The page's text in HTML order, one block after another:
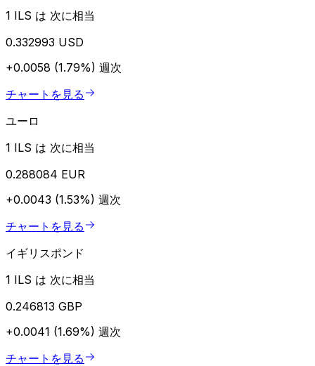
1 ILS は 次に相当
0.332993 USD
+0.0058 (1.79%) 週次
チャートを見る
ユーロ
1 ILS は 次に相当
0.288084 EUR
+0.0043 (1.53%) 週次
チャートを見る
イギリスポンド
1 ILS は 次に相当
0.246813 GBP
+0.0041 (1.69%) 週次
チャートを見る